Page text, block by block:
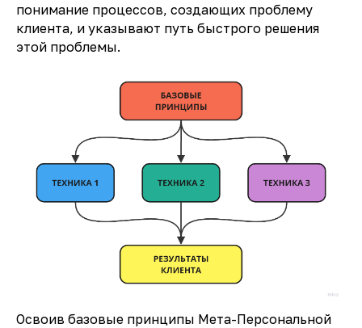
понимание процессов, создающих проблему
клиента, и указывают путь быстрого решения
этой проблемы.
Освоив базовые принципы Мета-Персональной